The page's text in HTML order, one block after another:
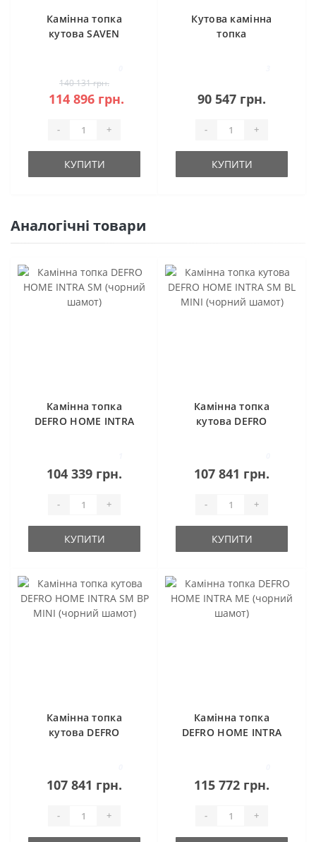
Камінна топка
кутова SAVEN
140 131 грн.
114 896 грн.
- +
КУПИТИ
Кутова камінна
топка
90 547 грн.
- +
КУПИТИ
Аналогічні товари
Камінна топка
DEFRO HOME INTRA
104 339 грн.
- +
КУПИТИ
Камінна топка
кутова DEFRO
107 841 грн.
- +
КУПИТИ
Камінна топка
кутова DEFRO
107 841 грн.
- +
Камінна топка
DEFRO HOME INTRA
115 772 грн.
- +